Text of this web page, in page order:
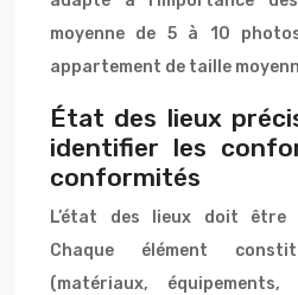
moyenne de 5 à 10
appartement de taille
État des lieux
identifier les
conformités
L’état des lieux doit
Chaque élément
(matériaux,